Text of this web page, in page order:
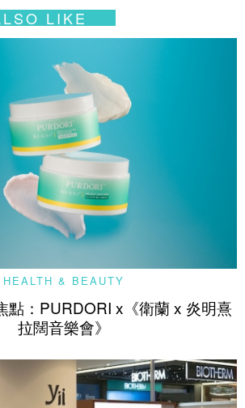
LIKE
HEALTH & BEAUTY
點：PURDORI x《衛蘭 x 炎明熹
拉闊音樂會》